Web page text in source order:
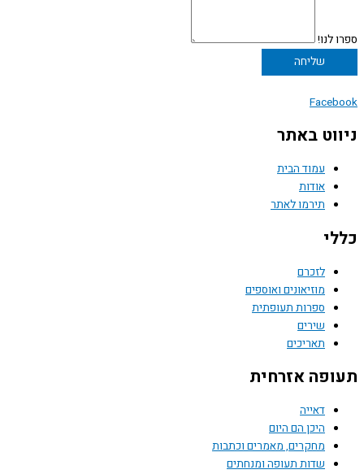
ספרו לנו!
שליחה
Facebook
ניווט באתר
עמוד הבית
אודות
תירמו לאתר
כללי
לזכרם
מוזיאונים ואוספים
ספרות תעופתית
שירים
תאריכים
תעופה אזרחית
דאייה
היכן הם היום
מחקרים, מאמרים וכתבות
שדות תעופה ומנחתים